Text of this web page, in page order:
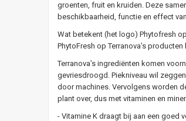
groenten, fruit en kruiden. Deze
beschikbaarheid, functie en effect
Wat betekent (het logo) Phytofresh
PhytoFresh op Terranova’s
Terranova’s ingrediënten komen
gevriesdroogd. Piekniveau wil
door machines. Vervolgens worden
plant over, dus met vitaminen en
- Vitamine K draagt bij aan een goed